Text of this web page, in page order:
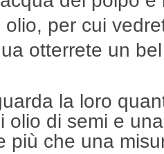
olio, per cui
otterrete un
la loro
olio di semi e
più che una